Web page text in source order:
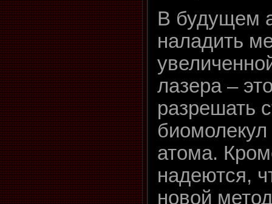
В будущем
наладить
лазера –
разрешать
атома.
надеются,
новой